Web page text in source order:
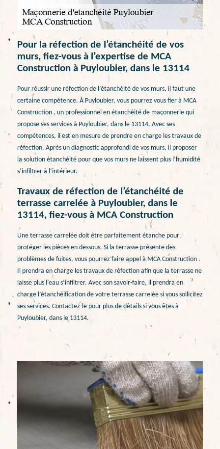
Pour la réfection de l’étanchéité de vos
murs, fiez-vous à l’expertise de MCA
Construction à Puyloubier, dans le 13114
Pour réussir une réfection de l’étanchéité de vos murs, il faut une
certaine compétence. À Puyloubier, vous pourrez vous fier à MCA
Construction , un professionnel en étanchéité de maçonnerie qui
propose ses services à Puyloubier, dans le 13114. Avec ses
compétences, il est en mesure de prendre en charge les travaux de
réfection. Après un diagnostic approfondi de vos murs, il proposer
la solution étanchéité pour que vos murs ne laissent plus l’humidité
s’infiltrer à l’intérieur.
Travaux de réfection de l’étanchéité de
terrasse carrelée à Puyloubier, dans le
13114, fiez-vous à MCA Construction
Une terrasse carrelée doit être parfaitement étanche pour
protéger les pièces en dessous. Si la terrasse présente des
problèmes de fuites, vous pourrez faire appel à MCA Construction .
Il prendra en charge les travaux de réfection afin que la terrasse ne
laisse plus l’eau s’infiltrer. Avec son savoir-faire, il prendra en
charge l’étanchéification de votre terrasse carrelée si vous sollicitez
ses services. Contactez-le pour plus de détails si vous êtes à
Puyloubier, dans le 13114.